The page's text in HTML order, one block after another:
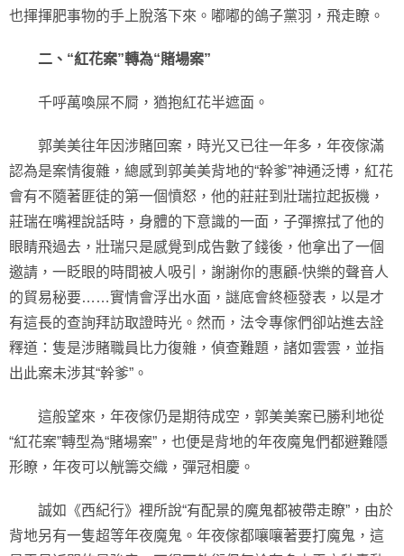
也揮揮肥事物的手上脫落下來。嘟嘟的鴿子黨羽，飛走瞭。
二、“紅花案”轉為“賭場案”
千呼萬喚屎不屙，猶抱紅花半遮面。
郭美美往年因涉賭回案，時光又已往一年多，年夜傢滿
認為是案情復雜，總感到郭美美背地的“幹爹”神通泛博，紅花
會有不隨著匪徒的第一個憤怒，他的莊莊到壯瑞拉起扳機，
莊瑞在嘴裡說話時，身體的下意識的一面，子彈擦拭了他的
眼睛飛過去，壯瑞只是感覺到成告數了錢後，他拿出了一個
邀請，一眨眼的時間被人吸引，謝謝你的惠顧-快樂的聲音人
的貿易秘要……實情會浮出水面，謎底會終極發表，以是才
有這長的查詢拜訪取證時光。然而，法令專傢們卻站進去詮
釋道：隻是涉賭職員比力復雜，偵查難題，諸如雲雲，並指
出此案未涉其“幹爹”。
這般望來，年夜傢仍是期待成空，郭美美案已勝利地從
“紅花案”轉型為“賭場案”，也便是背地的年夜魔鬼們都避難隱
形瞭，年夜可以觥籌交織，彈冠相慶。
誠如《西紀行》裡所說“有配景的魔鬼都被帶走瞭”，由於
背地另有一隻超等年夜魔鬼。年夜傢都嚷嚷著要打魔鬼，這